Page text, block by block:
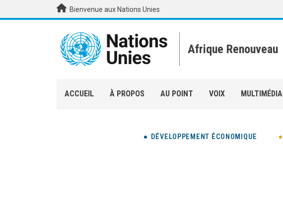
Aller au contenu principalBienvenue aux Nations Unies
Afrique Renouveau
ACCUEIL À PROPOS AU POINT VOIX MULTIMÉDIA
DÉVELOPPEMENT ÉCONOMIQUE